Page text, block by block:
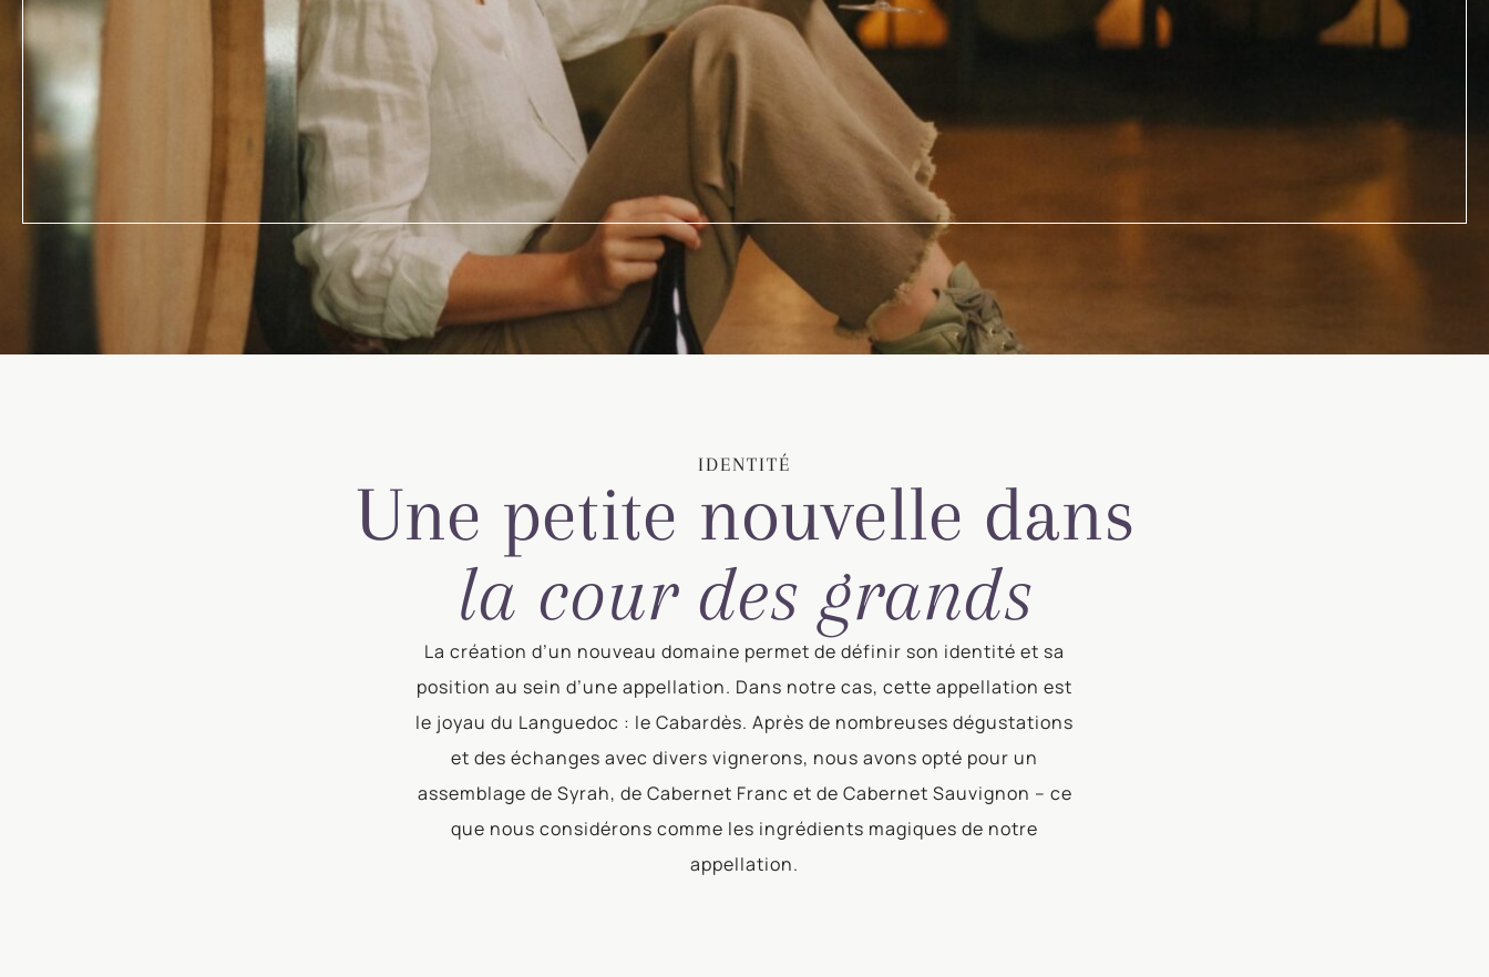
IDENTITÉ
Une petite nouvelle dans
la cour des grands
La création d’un nouveau domaine permet de définir son identité et sa
position au sein d’une appellation. Dans notre cas, cette appellation est
le joyau du Languedoc : le Cabardès. Après de nombreuses dégustations
et des échanges avec divers vignerons, nous avons opté pour un
assemblage de Syrah, de Cabernet Franc et de Cabernet Sauvignon – ce
que nous considérons comme les ingrédients magiques de notre
appellation.